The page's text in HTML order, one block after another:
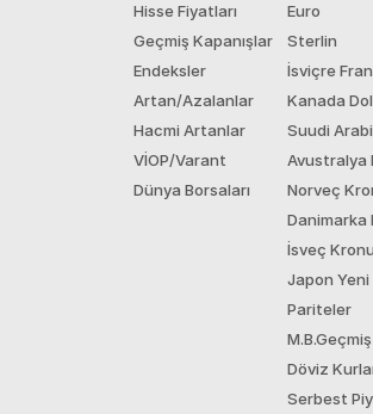
Hisse Fiyatları
Geçmiş Kapanışlar
Endeksler
Artan/Azalanlar
Hacmi Artanlar
VİOP/Varant
Dünya Borsaları
Euro
Sterlin
İsviçre
Kanada
Suudi
Avustralya
Norveç
Danimarka
İsveç Kronu
Japon Yeni
Pariteler
Döviz
Serbest